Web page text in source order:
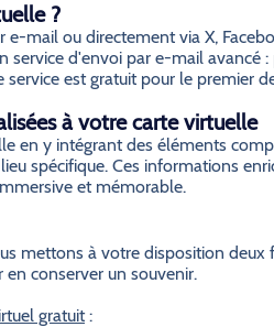
?
mail ou directement via X,
service d'envoi par e-mail avancé
est gratuit pour le premier
à votre carte virtuelle
en y intégrant des éléments
spécifique. Ces informations
et mémorable.
mettons à votre disposition deux
conserver un souvenir.
gratuit: